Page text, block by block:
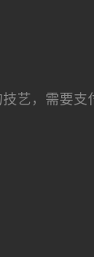
艺，需要支